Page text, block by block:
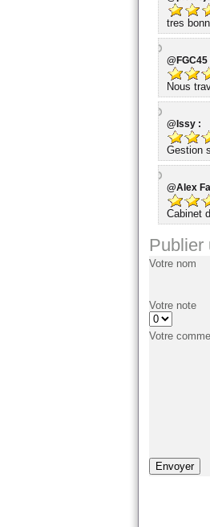
tres
@FGC45
Nous
@Issy :
Gestion
@Alex
Cabinet
Publier
Votre nom
Votre note
Votre